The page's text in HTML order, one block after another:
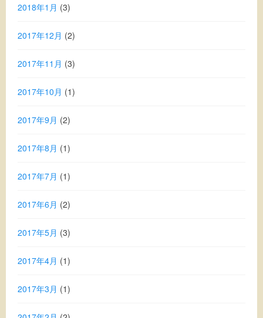
2018年1月 (3)
2017年12月 (2)
2017年11月 (3)
2017年10月 (1)
2017年9月 (2)
2017年8月 (1)
2017年7月 (1)
2017年6月 (2)
2017年5月 (3)
2017年4月 (1)
2017年3月 (1)